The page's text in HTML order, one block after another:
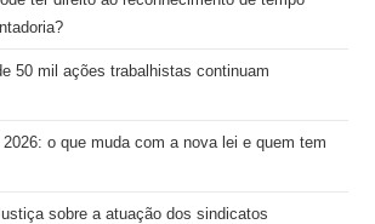
50 mil ações trabalhistas continuam
2026: o que muda com a nova lei e quem tem
sobre a atuação dos sindicatos